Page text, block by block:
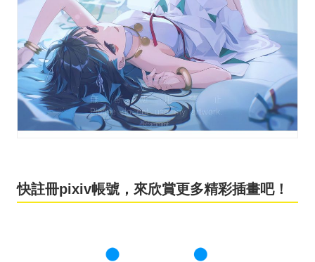
快註冊pixiv帳號，來欣賞更多精彩插畫吧！